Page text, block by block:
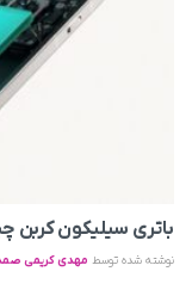
باتری سیلیکون کربن
نوشته شده توسط مهدی کریمی